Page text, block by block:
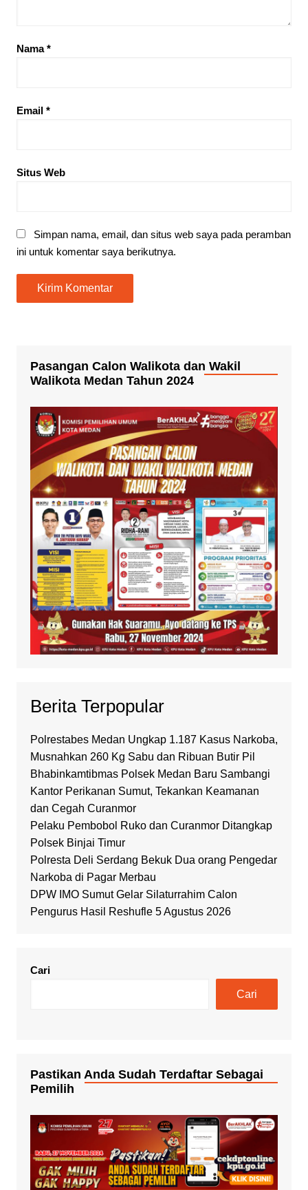
Nama*
Email *
Situs Web
Simpan nama, email, dan situs web saya pada peramban
ini untuk komentar saya berikutnya.
Pasangan Calon Walikota dan Wakil
Walikota Medan Tahun 2024
Berita Terpopular
Polrestabes Medan Ungkap 1.187 Kasus Narkoba,
Musnahkan 260 Kg Sabu dan Ribuan Butir Pil
Bhabinkamtibmas Polsek Medan Baru Sambangi
Kantor Perikanan Sumut, Tekankan Keamanan
dan Cegah Curanmor
Pelaku Pembobol Ruko dan Curanmor Ditangkap
Polsek Binjai Timur
Polresta Deli Serdang Bekuk Dua orang Pengedar
Narkoba di Pagar Merbau
DPW IMO Sumut Gelar Silaturrahim Calon
Pengurus Hasil Reshufle 5 Agustus 2026
Cari
Cari
Pastikan Anda Sudah Terdaftar Sebagai
Pemilih